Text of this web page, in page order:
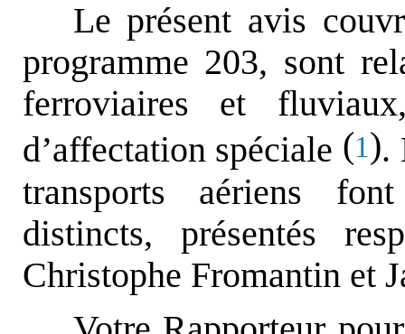
Le présent avis
programme 203, sont
ferroviaires et
d’affectation spéciale (1).
transports aériens
distincts, présentés
Christophe Fromantin et